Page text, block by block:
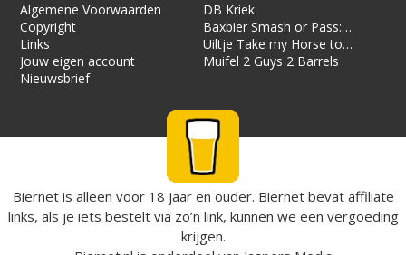
Algemene Voorwaarden
Copyright
Links
Jouw eigen account
Nieuwsbrief
DB Kriek
Baxbier Smash or Pass:
Strata
Uiltje Take my Horse to
the Hotel Room
Muifel 2 Guys 2 Barrels
Biernet is alleen voor 18 jaar en ouder. Biernet bevat affiliate
links, als je iets bestelt via zo’n link, kunnen we een vergoeding
krijgen.